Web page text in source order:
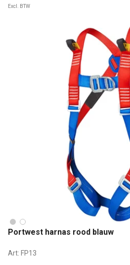
Excl. BTW
Portwest harnas rood blauw
Art: FP13